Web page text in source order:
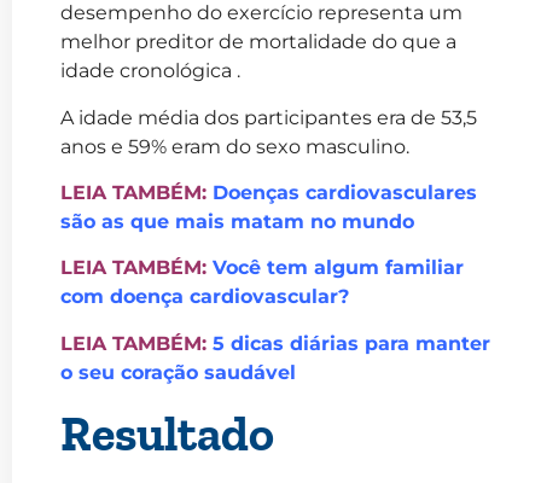
desempenho do exercício representa um
melhor preditor de mortalidade do que a
idade cronológica .
A idade média dos participantes era de 53,5
anos e 59% eram do sexo masculino.
LEIA TAMBÉM: Doenças cardiovasculares
são as que mais matam no mundo
LEIA TAMBÉM: Você tem algum familiar
com doença cardiovascular?
LEIA TAMBÉM: 5 dicas diárias para manter
o seu coração saudável
Resultado